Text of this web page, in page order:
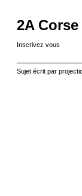
2A
Inscrivez vous
Sujet écrit par